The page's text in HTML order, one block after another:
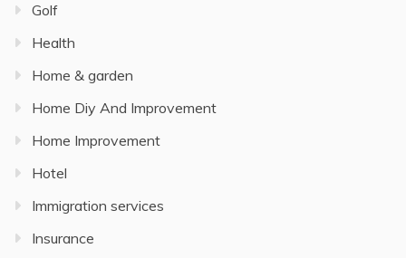
Golf
Health
Home & garden
Home Diy And Improvement
Home Improvement
Hotel
Immigration services
Insurance